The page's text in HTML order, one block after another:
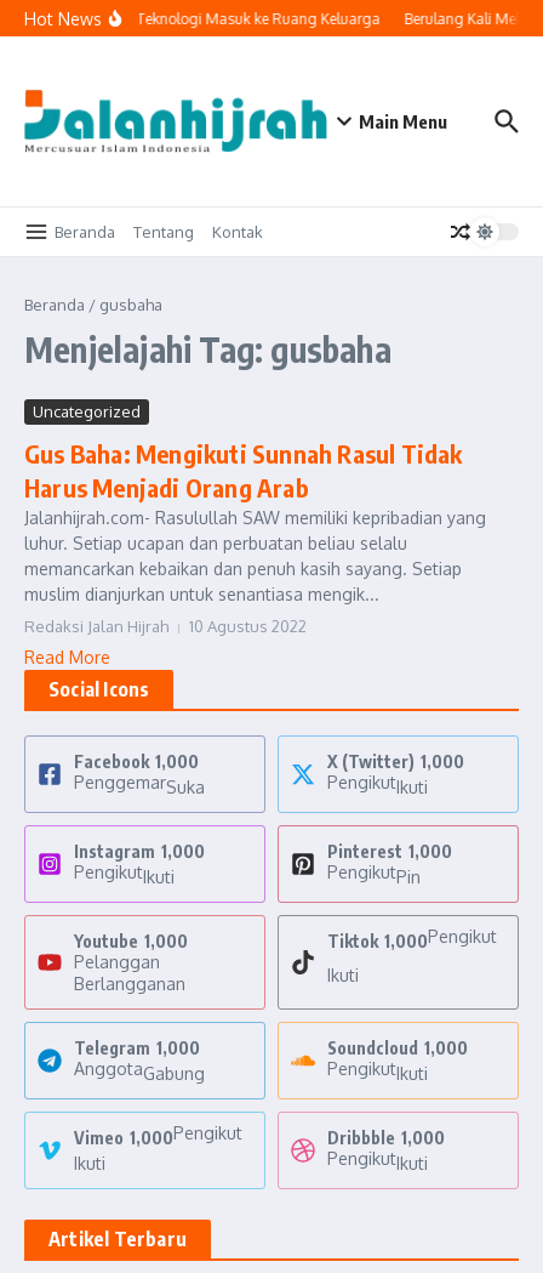
Lewati ke konten
Hot NewsKetika Teknologi Masuk ke Ruang Keluarga Berulang Kali
Main Menu
Beranda Tentang Kontak
Beranda / gusbaha
Menjelajahi Tag: gusbaha
Uncategorized
Gus Baha: Mengikuti Sunnah Rasul Tidak
Harus Menjadi Orang Arab
Jalanhijrah.com- Rasulullah SAW memiliki kepribadian yang
luhur. Setiap ucapan dan perbuatan beliau selalu
memancarkan kebaikan dan penuh kasih sayang. Setiap
muslim dianjurkan untuk senantiasa mengik...
Redaksi Jalan Hijrah 10 Agustus 2022
Read More
Social Icons
Facebook 1,000
PenggemarSuka
X (Twitter) 1,000
PengikutIkuti
Instagram 1,000
PengikutIkuti
Pinterest 1,000
PengikutPin
Youtube 1,000
Pelanggan
Berlangganan
Tiktok 1,000Pengikut
Ikuti
Telegram 1,000
AnggotaGabung
Soundcloud 1,000
PengikutIkuti
Vimeo 1,000Pengikut
Ikuti
Dribbble 1,000
PengikutIkuti
Artikel Terbaru